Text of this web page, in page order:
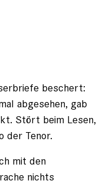
beschert:
ab­gesehen, gab
Stört beim Lesen,
der Tenor.
mit den
nichts